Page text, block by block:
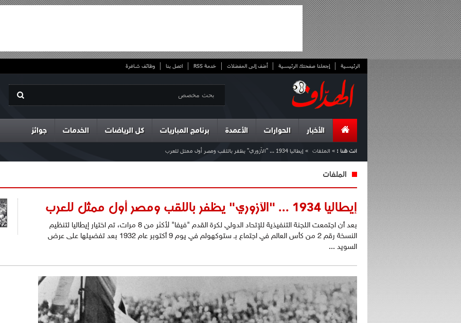
الرئيسية إجعلنا صفحتك الرئيسية أضف إلى المفضلات خدمة RSS اتصل بنا وظائف شاغرة
الأخبار الحوارات الأعمدة برنامج المباريات كل الرياضات الخدمات جوائز
انت هنا : » الملفات » إيطاليا 1934 ... "الآزوري" يظفر باللقب ومصر أول ممثل للعرب
الملفات
إيطاليا 1934 ... "الآزوري" يظفر باللقب ومصر أول ممثل للعرب
بعد أن اجتمعت اللجنة التنفيذية للإتحاد الدولي لكرة القدم "فيفا" لأكثر من 8 مرات، تم اختيار إيطاليا لتنظيم
النسخة رقم 2 من كأس العالم في اجتماع بـ ستوكهولم في يوم 9 أكتوبر عام 1932 بعد تفضيلها على عرض
السويد ...